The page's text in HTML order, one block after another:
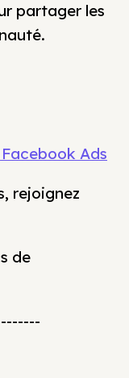
partager les
Ads
rejoignez
de